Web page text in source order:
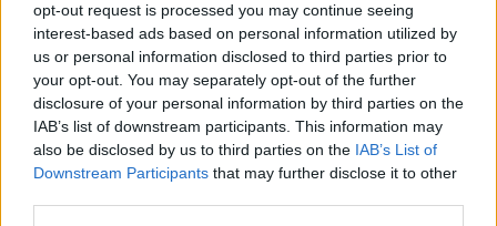
opt-out request is processed you may continue seeing
interest-based ads based on personal information utilized by
us or personal information disclosed to third parties prior to
your opt-out. You may separately opt-out of the further
disclosure of your personal information by third parties on the
IAB’s list of downstream participants. This information may
also be disclosed by us to third parties on the IAB’s List of
Downstream Participants that may further disclose it to other